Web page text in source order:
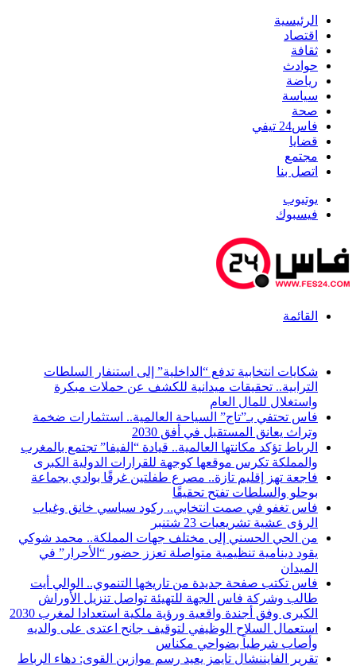
الرئيسية
اقتصاد
ثقافة
حوادث
رياضة
سياسة
صحة
فاس24 تيفي
قضايا
مجتمع
اتصل بنا
يوتيوب
فيسبوك
القائمة
شكايات انتخابية تدفع “الداخلية” إلى استنفار السلطات
الترابية.. تحقيقات ميدانية للكشف عن حملات مبكرة
واستغلال للمال العام
فاس تحتفي بـ”تاج” السياحة العالمية.. استثمارات ضخمة
وتراث يعانق المستقبل في أفق 2030
الرباط تؤكد مكانتها العالمية.. قيادة “الفيفا” تجتمع بالمغرب
والمملكة تكرس موقعها كوجهة للقرارات الدولية الكبرى
فاجعة تهز إقليم تازة.. مصرع طفلتين غرقًا بوادي بجماعة
بوحلو والسلطات تفتح تحقيقًا
فاس تغفو في صمت انتخابي.. ركود سياسي خانق وغياب
الرؤى عشية تشريعيات 23 شتنبر
من الحي الحسني إلى مختلف جهات المملكة.. محمد شوكي
يقود دينامية تنظيمية متواصلة تعزز حضور “الأحرار” في
الميدان
فاس تكتب صفحة جديدة من تاريخها التنموي.. الوالي أيت
طالب وشركة فاس الجهة للتهيئة تواصل تنزيل الأوراش
الكبرى وفق أجندة واقعية ورؤية ملكية استعدادا لمغرب 2030
استعمال السلاح الوظيفي لتوقيف جانح اعتدى على والديه
وأصاب شرطياً بضواحي مكناس
تقرير الفايننشال تايمز يعيد رسم موازين القوى: دهاء الرباط